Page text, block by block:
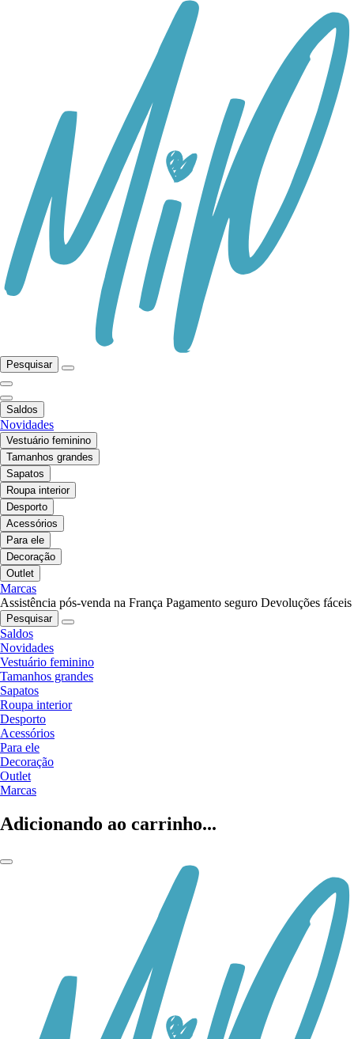
Pesquisar
Saldos
Novidades
Vestuário feminino
Tamanhos grandes
Sapatos
Roupa interior
Desporto
Acessórios
Para ele
Decoração
Outlet
Marcas
Assistência pós-venda na França Pagamento seguro Devoluções fáceis
Pesquisar
Saldos
Novidades
Vestuário feminino
Tamanhos grandes
Sapatos
Roupa interior
Desporto
Acessórios
Para ele
Decoração
Outlet
Marcas
Adicionando ao carrinho...